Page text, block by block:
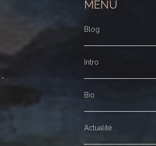
*
MENU
Blog
Intro
Bio
Actualité